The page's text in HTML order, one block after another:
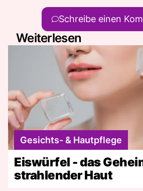
Schreibe einen
Weiterlesen
Gesichts- & Hautpflege
Eiswürfel - das
strahlender Haut